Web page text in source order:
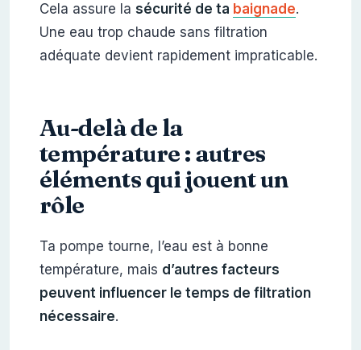
Cela assure la sécurité de ta baignade.
Une eau trop chaude sans filtration
adéquate devient rapidement impraticable.
Au-delà de la
température : autres
éléments qui jouent un
rôle
Ta pompe tourne, l’eau est à bonne
température, mais d’autres facteurs
peuvent influencer le temps de filtration
nécessaire.